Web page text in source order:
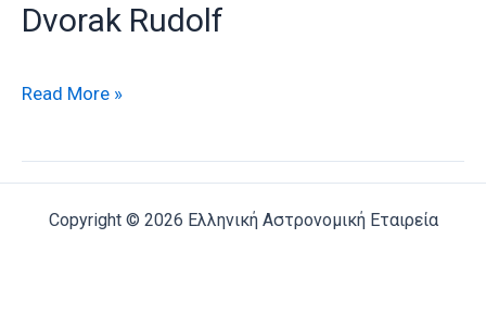
Dvorak Rudolf
Dvorak
Read More »
Copyright © 2026 Ελληνική Αστρονομική Εταιρεία